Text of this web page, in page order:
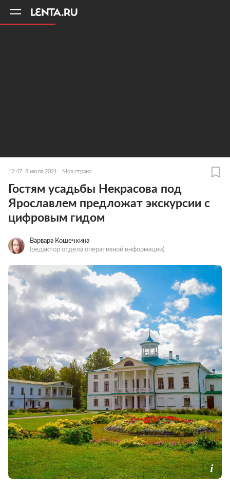
12:47, 8 июля 2021 Моя страна
Гостям усадьбы Некрасова под
Ярославлем предложат экскурсии с
цифровым гидом
Варвара Кошечкина
(редактор отдела оперативной информации)